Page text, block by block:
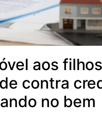
aos
contra
no bem